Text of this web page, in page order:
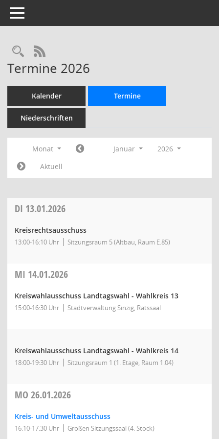
Toggle navigation
Rechercheauswahl
RSS-Feed
Termine 2026
Kalender Termine
Niederschriften
Monat Januar
2026
Aktuell
DI 13.01.2026
Kreisrechtsausschuss
13:00-16:10 Uhr Sitzungsraum 5 (Altbau, Raum E.85)
MI 14.01.2026
Kreiswahlausschuss Landtagswahl - Wahlkreis 13
15:00-16:30 Uhr Stadtverwaltung Sinzig, Ratssaal
Kreiswahlausschuss Landtagswahl - Wahlkreis 14
18:00-19:30 Uhr Sitzungsraum 1 (1. Etage, Raum 1.04)
MO 26.01.2026
Kreis- und Umweltausschuss
16:10-17:30 Uhr Großen Sitzungssaal (4. Stock)